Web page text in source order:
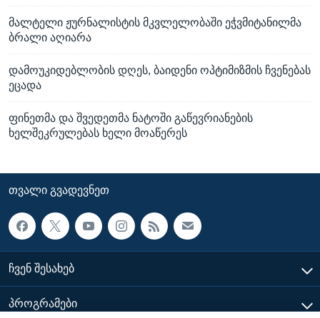
მალტელი ჟურნალისტის მკვლელობაში ეჭვმიტანილმა
ბრალი აღიარა
დამოუკიდებლობის დღეს, ბაიდენი ოპტიმიზმის ჩვენებას
ეცადა
ფინეთმა და შვედეთმა ნატოში გაწევრიანების
ხელშეკრულებას ხელი მოაწერეს
ᲗᲕᲐᲚᲘ ᲒᲕᲐᲓᲔᲕᲜᲔᲗ
ᲩᲕᲔᲜ ᲨᲔᲡᲐᲮᲔᲑ
ᲞᲠᲝᲒᲠᲐᲛᲔᲑᲘ